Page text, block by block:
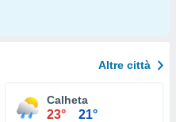
Altre città
Calheta
23° 21°